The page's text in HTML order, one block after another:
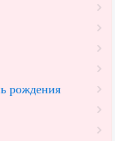
рождения